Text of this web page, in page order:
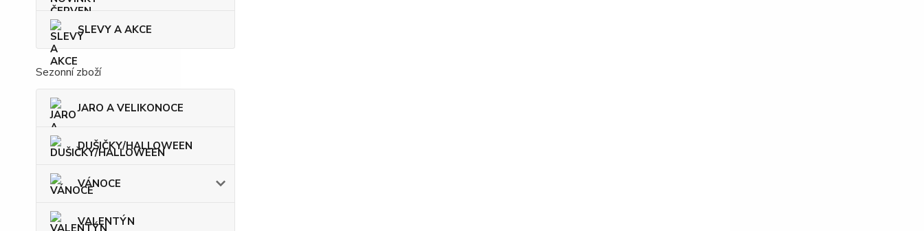
SLEVY A AKCE
Sezonní zboží
JARO A VELIKONOCE
DUŠIČKY/HALLOWEEN
VÁNOCE
VALENTÝN